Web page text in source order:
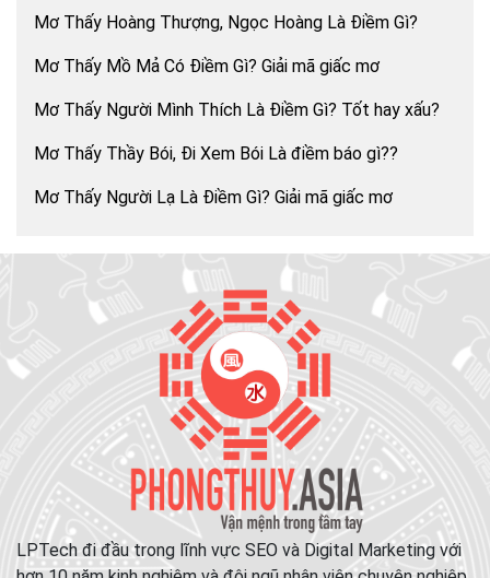
Mơ Thấy Hoàng Thượng, Ngọc Hoàng Là Điềm Gì?
Mơ Thấy Mồ Mả Có Điềm Gì? Giải mã giấc mơ
Mơ Thấy Người Mình Thích Là Điềm Gì? Tốt hay xấu?
Mơ Thấy Thầy Bói, Đi Xem Bói Là điềm báo gì??
Mơ Thấy Người Lạ Là Điềm Gì? Giải mã giấc mơ
LPTech đi đầu trong lĩnh vực SEO và Digital Marketing với